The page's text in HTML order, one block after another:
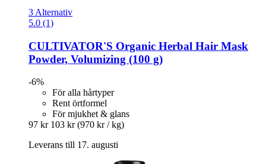
3 Alternativ
5.0 (1)
CULTIVATOR'S Organic Herbal Hair Mask
Powder, Volumizing (100 g)
-6%
För alla hårtyper
Rent örtformel
För mjukhet & glans
97 kr 103 kr (970 kr / kg)
Leverans till 17. augusti